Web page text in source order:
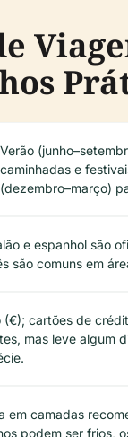
Verão
caminhadas e
(dezembro–março)
e espanhol são
são comuns em
(€); cartões de
mas leve algum
em camadas
podem ser frios,